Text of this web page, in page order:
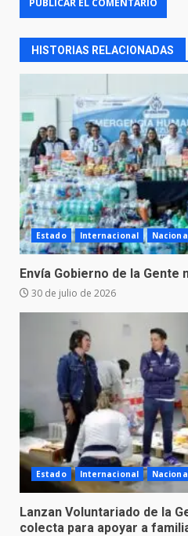
HISTORIAS RELACIONADAS
Estado Internacional
Envía Gobierno de la Gente
30 de julio de 2026
Estado Internacional
Lanzan Voluntariado de la
colecta para apoyar a